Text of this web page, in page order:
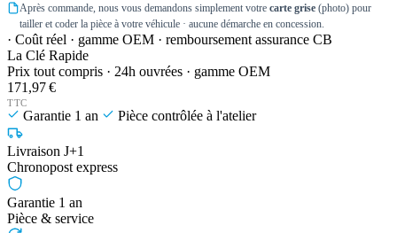
Après commande, nous vous demandons simplement votre carte grise (photo) pour
tailler et coder la pièce à votre véhicule · aucune démarche en concession.
· Coût réel · gamme OEM · remboursement assurance CB
La Clé Rapide
Prix tout compris · 24h ouvrées · gamme OEM
171,97 €
TTC
Garantie 1 an Pièce contrôlée à l'atelier
Livraison J+1
Chronopost express
Garantie 1 an
Pièce & service